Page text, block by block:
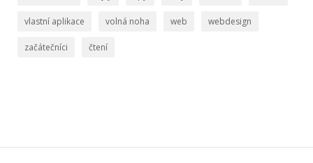
vlastní aplikace volná noha web webdesign
začátečníci čtení